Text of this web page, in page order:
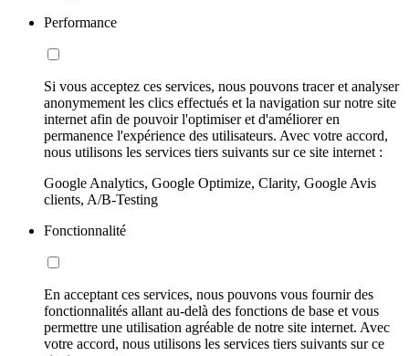
Performance
Si vous acceptez ces services, nous pouvons tracer et analyser
anonymement les clics effectués et la navigation sur notre site
internet afin de pouvoir l'optimiser et d'améliorer en
permanence l'expérience des utilisateurs. Avec votre accord,
nous utilisons les services tiers suivants sur ce site internet :
Google Analytics, Google Optimize, Clarity, Google Avis
clients, A/B-Testing
Fonctionnalité
En acceptant ces services, nous pouvons vous fournir des
fonctionnalités allant au-delà des fonctions de base et vous
permettre une utilisation agréable de notre site internet. Avec
votre accord, nous utilisons les services tiers suivants sur ce